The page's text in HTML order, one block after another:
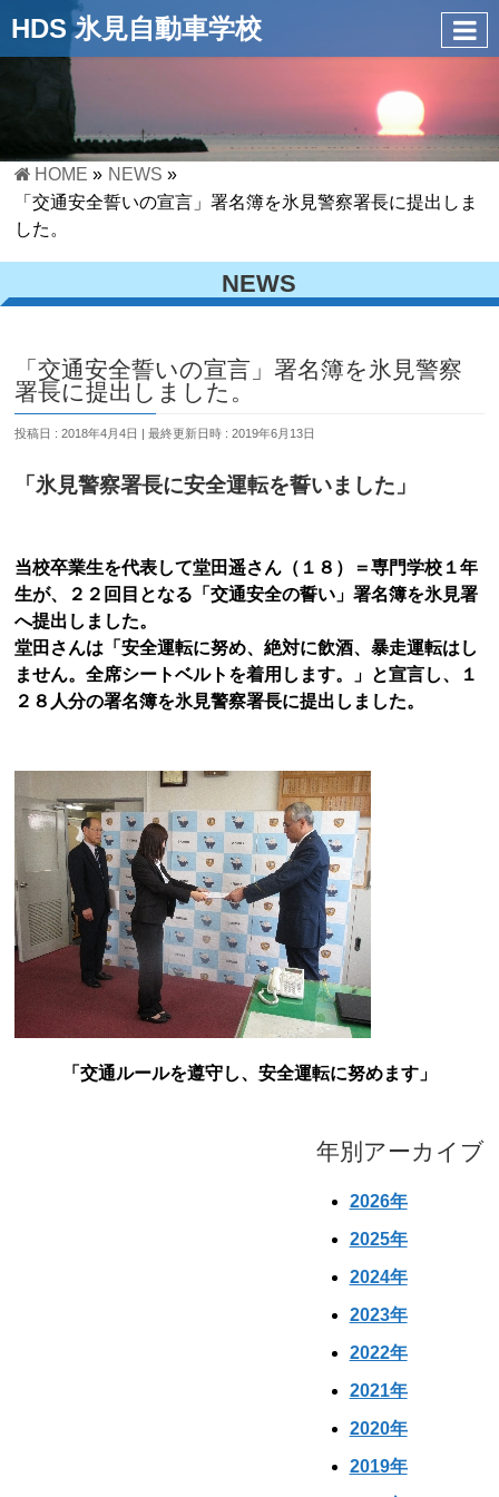
HDS 氷見自動車学校
HOME » NEWS »
「交通安全誓いの宣言」署名簿を氷見警察署長に提出しま
した。
NEWS
「交通安全誓いの宣言」署名簿を氷見警察
署長に提出しました。
投稿日 : 2018年4月4日 最終更新日時 : 2019年6月13日
「氷見警察署長に安全運転を誓いました」
当校卒業生を代表して堂田遥さん（１８）＝専門学校１年
生が、２２回目となる「交通安全の誓い」署名簿を氷見署
へ提出しました。
堂田さんは「安全運転に努め、絶対に飲酒、暴走運転はし
ません。全席シートベルトを着用します。」と宣言し、１
２８人分の署名簿を氷見警察署長に提出しました。
「交通ルールを遵守し、安全運転に努めます」
年別アーカイブ
2026年
2025年
2024年
2023年
2022年
2021年
2020年
2019年